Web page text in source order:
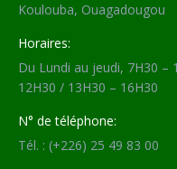
Koulouba, Ouagadougou
Horaires:
Du Lundi au jeudi, 7H30 –
12H30 / 13H30 – 16H30
N° de téléphone:
Tél. : (+226) 25 49 83 00